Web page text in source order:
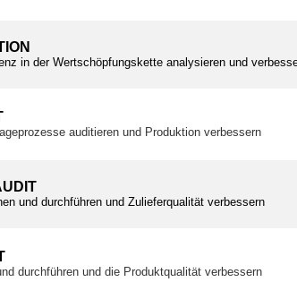
in der Wertschöpfungskette analysieren und
auditieren und Produktion verbessern
und durchführen und Zulieferqualität verbessern
durchführen und die Produktqualität verbessern